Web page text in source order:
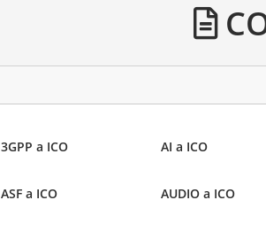
3GPP a ICO AI a ICO
ASF a ICO AUDIO a ICO